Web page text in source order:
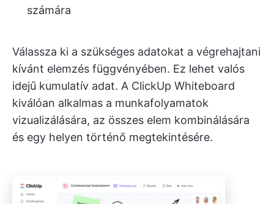
számára
Válassza ki a szükséges adatokat a végrehajtani
kívánt elemzés függvényében. Ez lehet valós
idejű kumulatív adat. A ClickUp Whiteboard
kiválóan alkalmas a munkafolyamatok
vizualizálására, az összes elem kombinálására
és egy helyen történő megtekintésére.